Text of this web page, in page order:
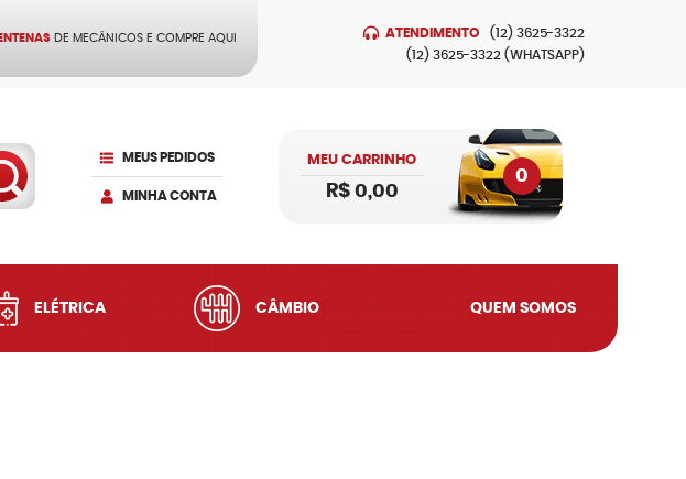
DE MECÂNICOS E COMPRE AQUI ATENDIMENTO (12) 3625-3322
(12) 3625-3322 (WHATSAPP)
MEUS PEDIDOS
MINHA CONTA
MEU CARRINHO
0
R$ 0,00
ELÉTRICA CÂMBIO QUEM SOMOS